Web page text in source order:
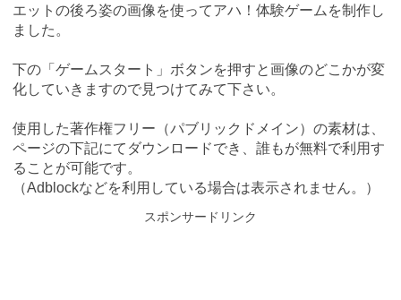
エットの後ろ姿の画像を使ってアハ！体験ゲームを制作し
ました。
下の「ゲームスタート」ボタンを押すと画像のどこかが変
化していきますので見つけてみて下さい。
使用した著作権フリー（パブリックドメイン）の素材は、
ページの下記にてダウンロードでき、誰もが無料で利用す
ることが可能です。
（Adblockなどを利用している場合は表示されません。）
スポンサードリンク